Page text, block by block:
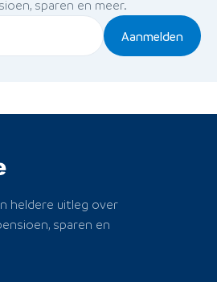
sparen en meer.
Aanmelden
heldere uitleg over
sparen en